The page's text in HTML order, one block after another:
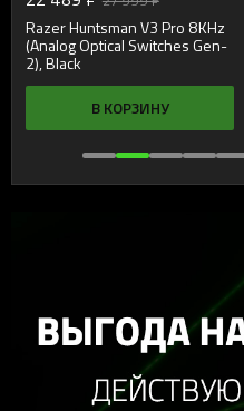
Razer Huntsman V3 Pro 8KHz
(Analog Optical Switches Gen-
2), Black
В КОРЗИНУ